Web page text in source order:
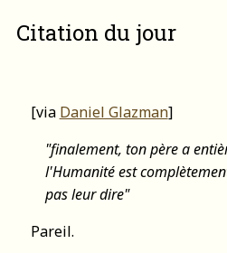
Citation du jour
[via Daniel Glazman]
"finalement, ton père a
l'Humanité est
pas leur dire"
Pareil.